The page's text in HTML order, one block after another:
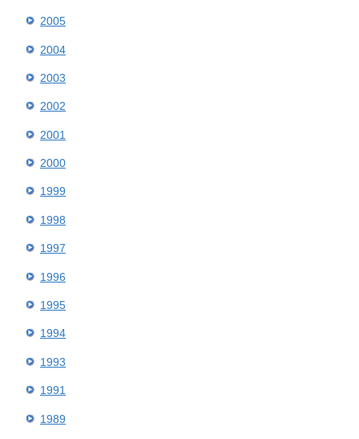
2005
2004
2003
2002
2001
2000
1999
1998
1997
1996
1995
1994
1993
1991
1989